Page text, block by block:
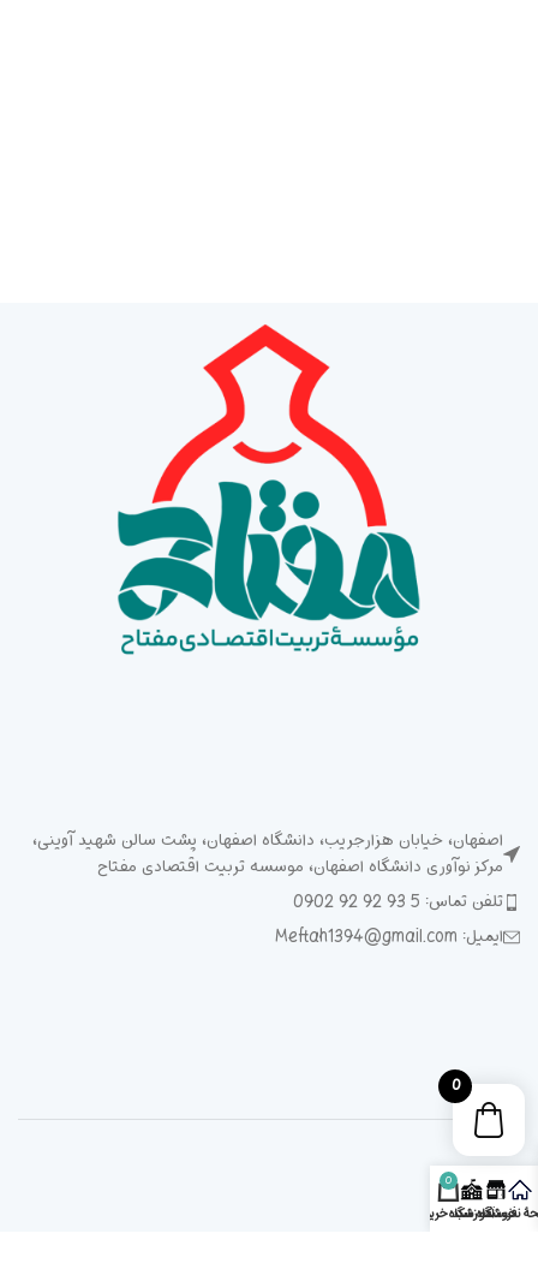
اصفهان، خیابان هزارجریب، دانشگاه اصفهان، پشت سالن شهید آوینی،
مرکز نوآوری دانشگاه اصفهان، موسسه تربیت اقتصادی مفتاح
تلفن تماس: 5 93 92 92 0902
ایمیل: Meftah1394@gmail.com
0
نخست
فروشگاهآموزشگاه
0
سبد خرید